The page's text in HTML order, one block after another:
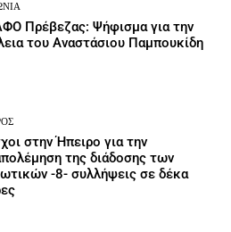
Πρέβεζας: Ψήφισμα για την
του Αναστάσιου Παμπουκίδη
στην Ήπειρο για την
της διάδοσης των
-8- συλλήψεις σε δέκα